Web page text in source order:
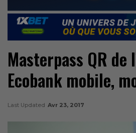
Masterpass QR de
Ecobank mobile,
Last Updated Avr 23, 2017